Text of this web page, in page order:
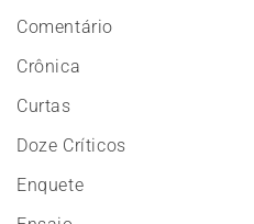
Comentário
Crônica
Curtas
Doze Críticos
Enquete